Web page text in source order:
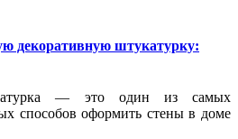
декоративную штукатурку:
— это один из самых
способов оформить стены в доме